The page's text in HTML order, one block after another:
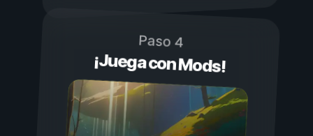
Paso 4
¡Juega con Mods!